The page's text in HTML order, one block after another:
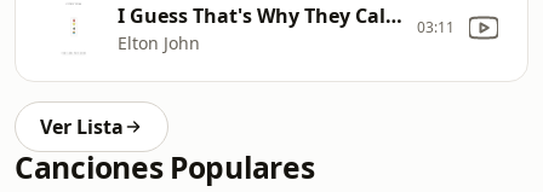
I Guess That's Why They Call It The Blues
Elton John
03:11
Ver Lista
Canciones Populares